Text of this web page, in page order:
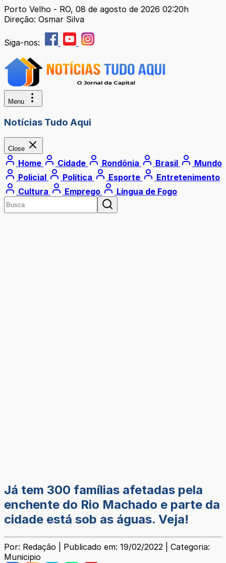
Porto Velho - RO, 08 de agosto de 2026 02:20h
Direção: Osmar Silva
Siga-nos:
Menu
Notícias Tudo Aqui
Close
Home Cidade Rondônia Brasil
Mundo
Policial
Política Esporte
Entretenimento
Cultura
Emprego Língua de Fogo
Já tem 300 famílias afetadas pela
enchente do Rio Machado e parte da
cidade está sob as águas. Veja!
Por: Redação | Publicado em: 19/02/2022 | Categoria:
Municipio